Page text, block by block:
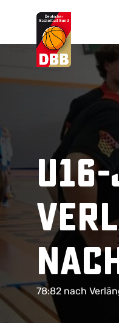
Suchvorschläge
78:82 nach